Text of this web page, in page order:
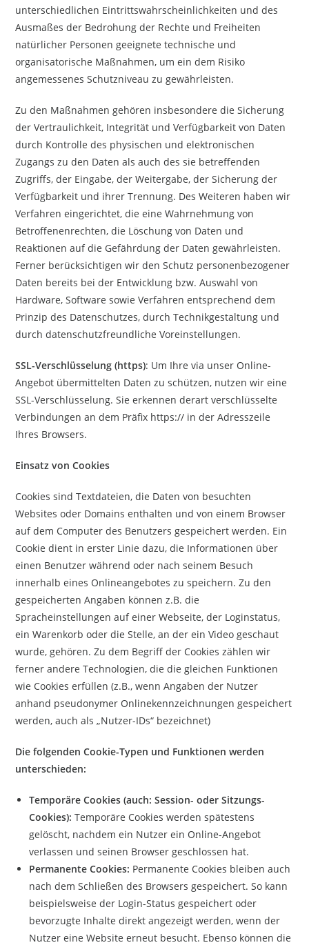
unterschiedlichen Eintrittswahrscheinlichkeiten und des
Ausmaßes der Bedrohung der Rechte und Freiheiten
natürlicher Personen geeignete technische und
organisatorische Maßnahmen, um ein dem Risiko
angemessenes Schutzniveau zu gewährleisten.
Zu den Maßnahmen gehören insbesondere die Sicherung
der Vertraulichkeit, Integrität und Verfügbarkeit von Daten
durch Kontrolle des physischen und elektronischen
Zugangs zu den Daten als auch des sie betreffenden
Zugriffs, der Eingabe, der Weitergabe, der Sicherung der
Verfügbarkeit und ihrer Trennung. Des Weiteren haben wir
Verfahren eingerichtet, die eine Wahrnehmung von
Betroffenenrechten, die Löschung von Daten und
Reaktionen auf die Gefährdung der Daten gewährleisten.
Ferner berücksichtigen wir den Schutz personenbezogener
Daten bereits bei der Entwicklung bzw. Auswahl von
Hardware, Software sowie Verfahren entsprechend dem
Prinzip des Datenschutzes, durch Technikgestaltung und
durch datenschutzfreundliche Voreinstellungen.
SSL-Verschlüsselung (https): Um Ihre via unser Online-
Angebot übermittelten Daten zu schützen, nutzen wir eine
SSL-Verschlüsselung. Sie erkennen derart verschlüsselte
Verbindungen an dem Präfix https:// in der Adresszeile
Ihres Browsers.
Einsatz von Cookies
Cookies sind Textdateien, die Daten von besuchten
Websites oder Domains enthalten und von einem Browser
auf dem Computer des Benutzers gespeichert werden. Ein
Cookie dient in erster Linie dazu, die Informationen über
einen Benutzer während oder nach seinem Besuch
innerhalb eines Onlineangebotes zu speichern. Zu den
gespeicherten Angaben können z.B. die
Spracheinstellungen auf einer Webseite, der Loginstatus,
ein Warenkorb oder die Stelle, an der ein Video geschaut
wurde, gehören. Zu dem Begriff der Cookies zählen wir
ferner andere Technologien, die die gleichen Funktionen
wie Cookies erfüllen (z.B., wenn Angaben der Nutzer
anhand pseudonymer Onlinekennzeichnungen gespeichert
werden, auch als „Nutzer-IDs“ bezeichnet)
Die folgenden Cookie-Typen und Funktionen werden
unterschieden:
Temporäre Cookies (auch: Session- oder Sitzungs-
Cookies): Temporäre Cookies werden spätestens
gelöscht, nachdem ein Nutzer ein Online-Angebot
verlassen und seinen Browser geschlossen hat.
Permanente Cookies: Permanente Cookies bleiben auch
nach dem Schließen des Browsers gespeichert. So kann
beispielsweise der Login-Status gespeichert oder
bevorzugte Inhalte direkt angezeigt werden, wenn der
Nutzer eine Website erneut besucht. Ebenso können die